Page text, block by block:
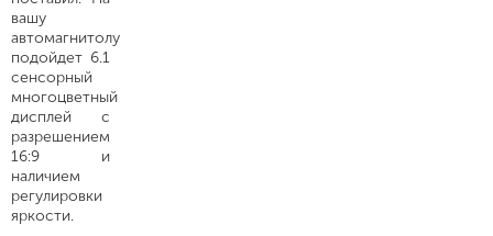
вашу
автомагнитолу
подойдет 6.1
сенсорный
многоцветный
дисплей с
разрешением
16:9 и
наличием
регулировки
яркости.